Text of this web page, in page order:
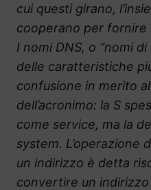
cui questi girano,
cooperano per fornire
I nomi DNS, o “nomi
delle caratteristiche
confusione in merito
dell’acronimo: la S
come service, ma la
system. L’operazione
un indirizzo è detta
convertire un